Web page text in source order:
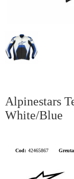
Alpinestars
White/Blue
Cod: 42465867